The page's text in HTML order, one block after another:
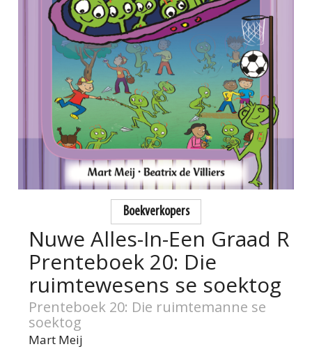
Boekverkopers
Nuwe Alles-In-Een Graad R
Prenteboek 20: Die
ruimtewesens se soektog
Prenteboek 20: Die ruimtemanne se
soektog
Mart Meij